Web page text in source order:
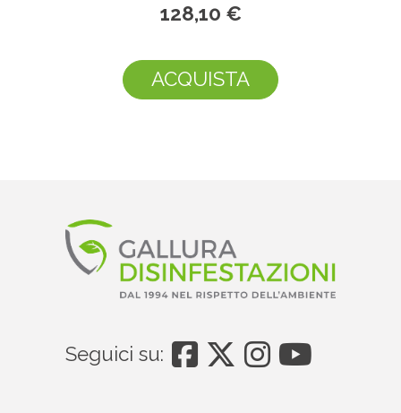
128,10 €
ACQUISTA
Seguici su: